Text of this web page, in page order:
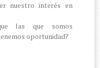
nuestro interés en
las que somos
oportunidad?